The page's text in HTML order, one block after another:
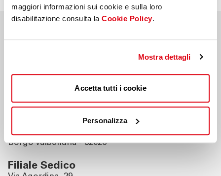
maggiori informazioni sui cookie e sulla loro
disabilitazione consulta la Cookie Policy.
Mostra dettagli
Accetta tutti i cookie
Personalizza
Nahegelegene Filialen
Filiale Belluno
Via Carrera 40 Palazzo Barcelloni Corte
Filiale Borgo Valbelluna
Loc. Cavassico Inferiore 170
Borgo Valbelluna - 32026
Filiale Sedico